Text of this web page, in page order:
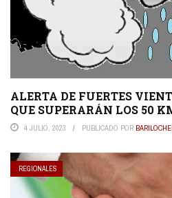
ALERTA DE FUERTES
QUE SUPERARÁN LOS 50
4 JULIO, 2023 PUBLICADO POR
REGIONALES